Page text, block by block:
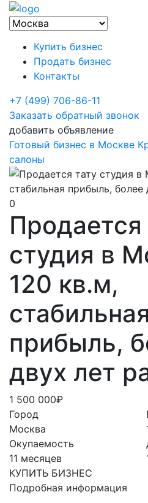
Купить бизнес
Продать бизнес
Контакты
+7 (499) 706-86-11
Заказать обратный звонок
добавить объявление
Готовый бизнес в Москве
салоны
Продается
студия в
120 кв.м,
стабильная
прибыль,
двух лет
1 500 000₽
Город
Москва
Окупаемость
11 месяцев
КУПИТЬ БИЗНЕС
Подробная информация